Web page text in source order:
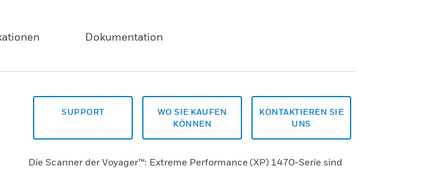
Dokumentation
SUPPORT
WO SIE KAUFEN
KÖNNEN
KONTAKTIEREN SIE
UNS
Die Scanner der Voyager™: Extreme Performance (XP) 1470-Serie sind